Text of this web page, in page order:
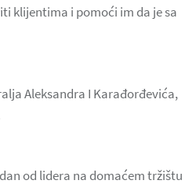
klijentima i pomoći im da je sa
Aleksandra I Karađorđevića,
od lidera na domaćem tržištu